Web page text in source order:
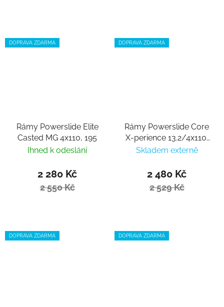
DOPRAVA ZDARMA
Rámy Powerslide Elite
Casted MG 4x110, 195
Ihned k odeslání
2 280 Kč
2 550 Kč
DOPRAVA ZDARMA
Rámy Powerslide Core
X-perience 13.2/4x110,
195
Skladem externě
2 480 Kč
2 529 Kč
DOPRAVA ZDARMA DOPRAVA ZDARMA